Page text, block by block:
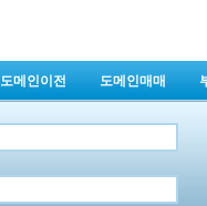
도메인이전 도메인매매